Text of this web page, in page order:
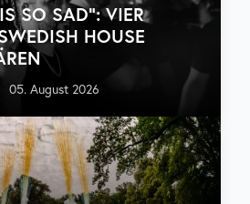
SO SAD“: VIER
HOUSE
05. August 2026